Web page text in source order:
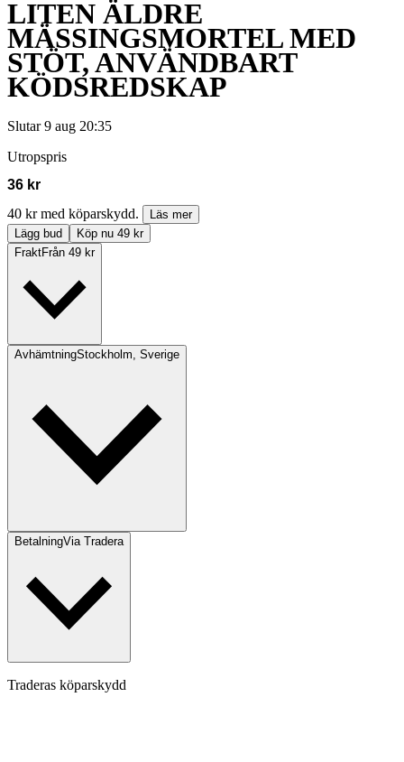
LITEN ÄLDRE
MÄSSINGSMORTEL MED
STÖT, ANVÄNDBART
KÖDSREDSKAP
Slutar 9 aug 20:35
Utropspris
36 kr
40 kr med köparskydd.
Läs mer
Lägg bud
Köp nu 49 kr
FraktFrån 49 kr
AvhämtningStockholm, Sverige
BetalningVia Tradera
Traderas köparskydd